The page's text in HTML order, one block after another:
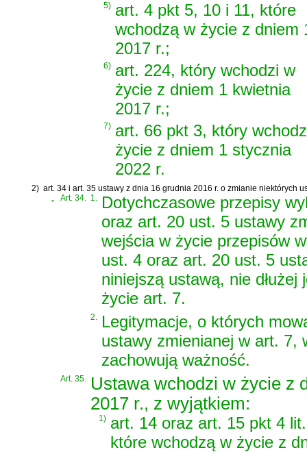
5) art. 4 pkt 5, 10 i 11, które
wchodzą w życie z dniem
2017 r.;
6) art. 224, który wchodzi w
życie z dniem 1 kwietnia
2017 r.;
7) art. 66 pkt 3, który
życie z dniem 1 stycznia
2022 r.
2) art. 34 i art. 35 ustawy z dnia 16 grudnia 2016 r. o zmianie niektórych
Art. 34. 1.
Dotychczasowe przepisy
oraz art. 20 ust. 5 ustawy
wejścia w życie przepisów
ust. 4 oraz art. 20 ust. 5
niniejszą ustawą, nie
życie art. 7.
2.
Legitymacje, o których
ustawy zmienianej w art. 7,
zachowują ważność.
Art. 35.
Ustawa wchodzi w życie z
2017 r., z wyjątkiem:
1) art. 14 oraz art. 15 pkt 4
które wchodzą w życie z